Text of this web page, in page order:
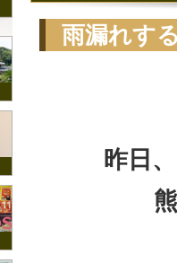
雨漏れす
昨日